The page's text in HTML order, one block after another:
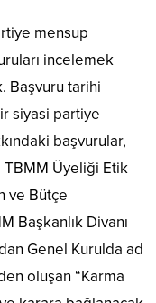
mensup
incelemek
Başvuru tarihi
siyasi partiye
başvurular,
TBMM Üyeliği Etik
ve Bütçe
Başkanlık Divanı
Genel Kurulda ad
oluşan “Karma